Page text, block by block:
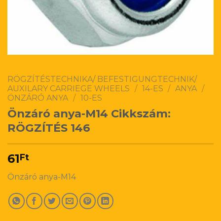
RÖGZÍTÉSTECHNIKA/ BEFESTIGUNGTECHNIK/
AUXILARY CARRIEGE WHEELS / 14-ES / ANYA /
ÖNZÁRÓ ANYA / 10-ES
Önzáró anya-M14 Cikkszám:
RÖGZÍTÉS 146
61Ft
Önzáró anya-M14